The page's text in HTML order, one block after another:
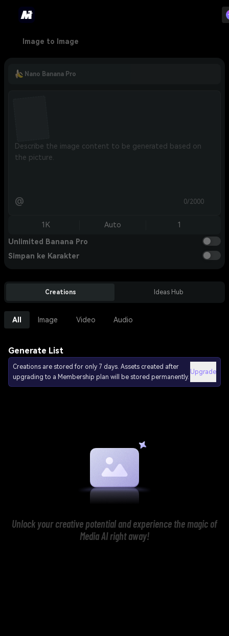
Image to Image
Nano Banana Pro
@ 0/2000
1K Auto 1
Unlimited Banana Pro
Simpan ke Karakter
Creations Ideas Hub
All Image Video Audio
Generate List
Creations are stored for only 7 days. Assets created after
upgrading to a Membership plan will be stored permanently.
Upgrade
Unlock your creative potential and experience the magic of
Media AI right away!